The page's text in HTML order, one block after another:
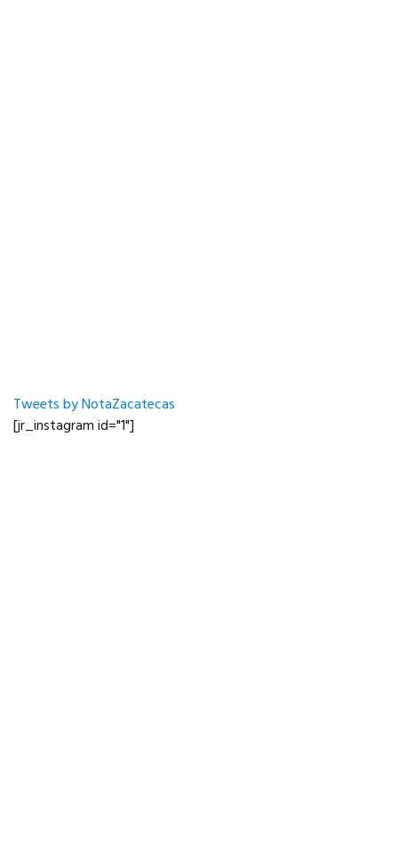
Tweets by NotaZacatecas
[jr_instagram id="1"]